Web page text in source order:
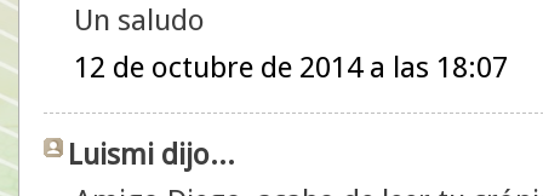
Un saludo
12 de octubre de 2014 a las 18:07
Luismi dijo...